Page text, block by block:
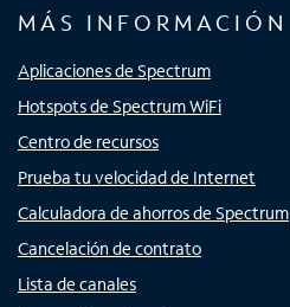
MÁS INFORMACIÓN
Aplicaciones de Spectrum
Hotspots de Spectrum WiFi
Centro de recursos
Prueba tu velocidad de Internet
Calculadora de ahorros de Spectrum
Cancelación de contrato
Lista de canales